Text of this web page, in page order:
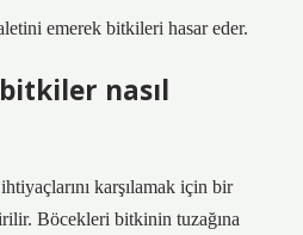
emerek bitkileri hasar eder.
nasıl
karşılamak için bir
Böcekleri bitkinin tuzağına